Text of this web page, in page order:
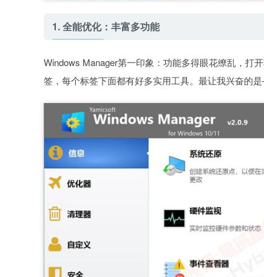
1. 全能优化：丰富多功能
Windows Manager第一印象：功能多得眼花缭乱，打
签，每个标签下面都有好多实用工具。最让我兴奋的